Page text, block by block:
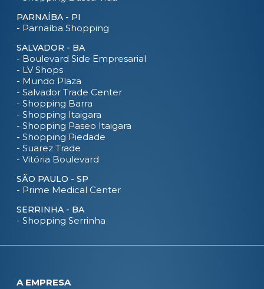
PARNAÍBA - PI
- Parnaíba Shopping
SALVADOR - BA
- Boulevard Side Empresarial
- LV Shops
- Mundo Plaza
- Salvador Trade Center
- Shopping Barra
- Shopping Itaigara
- Shopping Paseo Itaigara
- Shopping Piedade
- Suarez Trade
- Vitória Boulevard
SÃO PAULO - SP
- Prime Medical Center
SERRINHA - BA
- Shopping Serrinha
A EMPRESA